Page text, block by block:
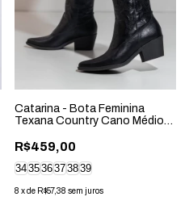
Catarina - Bota Feminina
Texana Country Cano Médio
R$459,00
343536373839
8 xde R$57,38 sem juros